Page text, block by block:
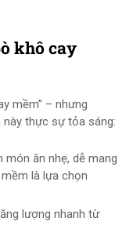
khô cay
mềm” – nhưng
thực sự tỏa sáng:
món ăn nhẹ, dễ mang
là lựa chọn
lượng nhanh từ